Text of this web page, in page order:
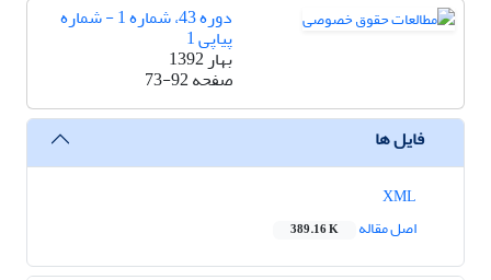
دوره 43، شماره 1 - شماره
پیاپی 1
بهار 1392
صفحه73-92
فایل ها
اصل مقاله
389.16 K